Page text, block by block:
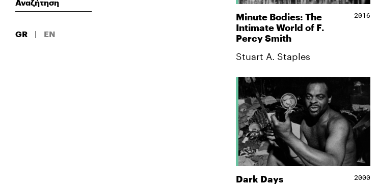
GR | EN
Minute Bodies: The
Intimate World of F.
Percy Smith
2016
Stuart A. Staples
Dark Days 2000